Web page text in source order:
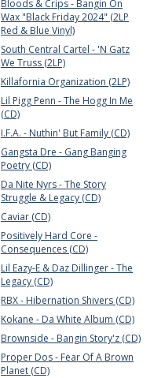
Bloods & Crips - Bangin On
Wax "Black Friday 2024" (2LP
Red & Blue Vinyl)
South Central Cartel - 'N Gatz
We Truss (2LP)
Killafornia Organization (2LP)
Lil Pigg Penn - The Hogg In Me
(CD)
I.F.A. - Nuthin' But Family (CD)
Gangsta Dre - Gang Banging
Poetry (CD)
Da Nite Nyrs - The Story
Struggle & Legacy (CD)
Caviar (CD)
Positively Hard Core -
Consequences (CD)
Lil Eazy-E & Daz Dillinger - The
Legacy (CD)
RBX - Hibernation Shivers (CD)
Kokane - Da White Album (CD)
Brownside - Bangin Story'z (CD)
Proper Dos - Fear Of A Brown
Planet (CD)